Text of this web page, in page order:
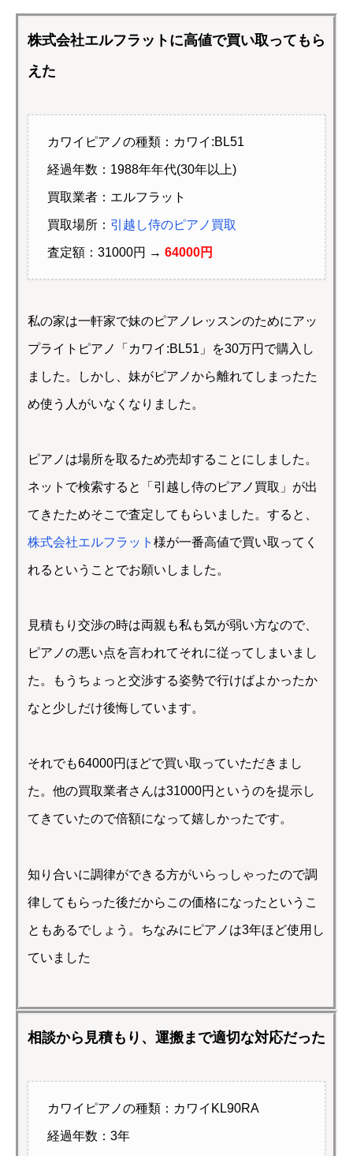
株式会社エルフラットに高値で買い取ってもら
えた
カワイピアノの種類：カワイ:BL51
経過年数：1988年年代(30年以上)
買取業者：エルフラット
買取場所： 引越し侍のピアノ買取
査定額：31000円 → 64000円
私の家は一軒家で妹のピアノレッスンのためにアッ
プライトピアノ「カワイ:BL51」を30万円で購入し
ました。しかし、妹がピアノから離れてしまったた
め使う人がいなくなりました。
ピアノは場所を取るため売却することにしました。
ネットで検索すると「引越し侍のピアノ買取」が出
てきたためそこで査定してもらいました。すると、
株式会社エルフラット 様が一番高値で買い取ってく
れるということでお願いしました。
見積もり交渉の時は両親も私も気が弱い方なので、
ピアノの悪い点を言われてそれに従ってしまいまし
た。もうちょっと交渉する姿勢で行けばよかったか
なと少しだけ後悔しています。
それでも64000円ほどで買い取っていただきまし
た。他の買取業者さんは31000円というのを提示し
てきていたので倍額になって嬉しかったです。
知り合いに調律ができる方がいらっしゃったので調
律してもらった後だからこの価格になったというこ
ともあるでしょう。ちなみにピアノは3年ほど使用し
ていました
相談から見積もり、運搬まで適切な対応だった
カワイピアノの種類：カワイKL90RA
経過年数：3年